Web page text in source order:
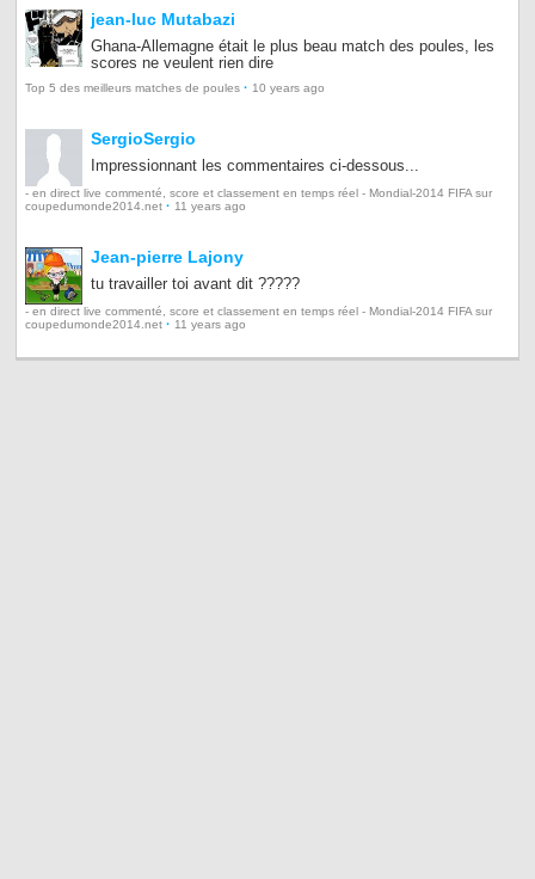
jean-luc Mutabazi
Ghana-Allemagne était le plus beau match des poules, les
scores ne veulent rien dire
Top 5 des meilleurs matches de poules · 10 years ago
SergioSergio
Impressionnant les commentaires ci-dessous...
- en direct live commenté, score et classement en temps réel - Mondial-2014 FIFA sur
coupedumonde2014.net · 11 years ago
Jean-pierre Lajony
tu travailler toi avant dit ?????
- en direct live commenté, score et classement en temps réel - Mondial-2014 FIFA sur
coupedumonde2014.net · 11 years ago